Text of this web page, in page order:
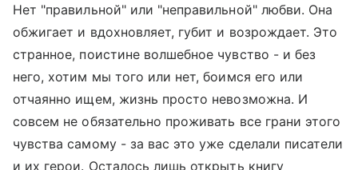
Нет "правильной" или "неправильной" любви. Она
обжигает и вдохновляет, губит и возрождает. Это
странное, поистине волшебное чувство - и без
него, хотим мы того или нет, боимся его или
отчаянно ищем, жизнь просто невозможна. И
совсем не обязательно проживать все грани этого
чувства самому - за вас это уже сделали писатели
и их герои. Осталось лишь открыть книгу